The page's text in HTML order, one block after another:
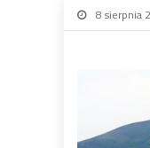
8 sierpnia